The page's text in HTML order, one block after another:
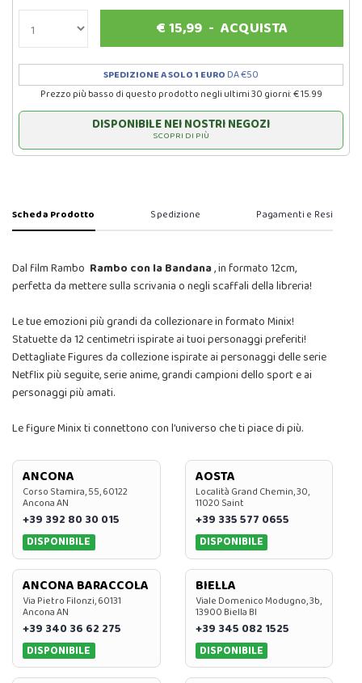
€15,99- ACQUISTA
SPEDIZIONE A SOLO 1 EURO DA €50
Prezzo più basso di questo prodotto negli ultimi 30 giorni: € 15.99
DISPONIBILE NEI NOSTRI NEGOZI
SCOPRI DI PIÙ
Scheda Prodotto Spedizione Pagamenti e Resi
Dal film Rambo Rambo con la Bandana, in formato 12cm,
perfetta da mettere sulla scrivania o negli scaffali della libreria!
Le tue emozioni più grandi da collezionare in formato Minix!
Statuette da 12 centimetri ispirate ai tuoi personaggi preferiti!
Dettagliate Figures da collezione ispirate ai personaggi delle serie
Netflix più seguite, serie anime, grandi campioni dello sport e ai
personaggi più amati.
Le figure Minix ti connettono con l’universo che ti piace di più.
ANCONA
Corso Stamira, 55, 60122
Ancona AN
+39 392 80 30 015
DISPONIBILE
AOSTA
Località Grand Chemin, 30,
11020 Saint
+39 335 577 0655
DISPONIBILE
ANCONA BARACCOLA
Via Pietro Filonzi, 60131
Ancona AN
+39 340 36 62 275
DISPONIBILE
BIELLA
Viale Domenico Modugno, 3b,
13900 Biella BI
+39 345 082 1525
DISPONIBILE